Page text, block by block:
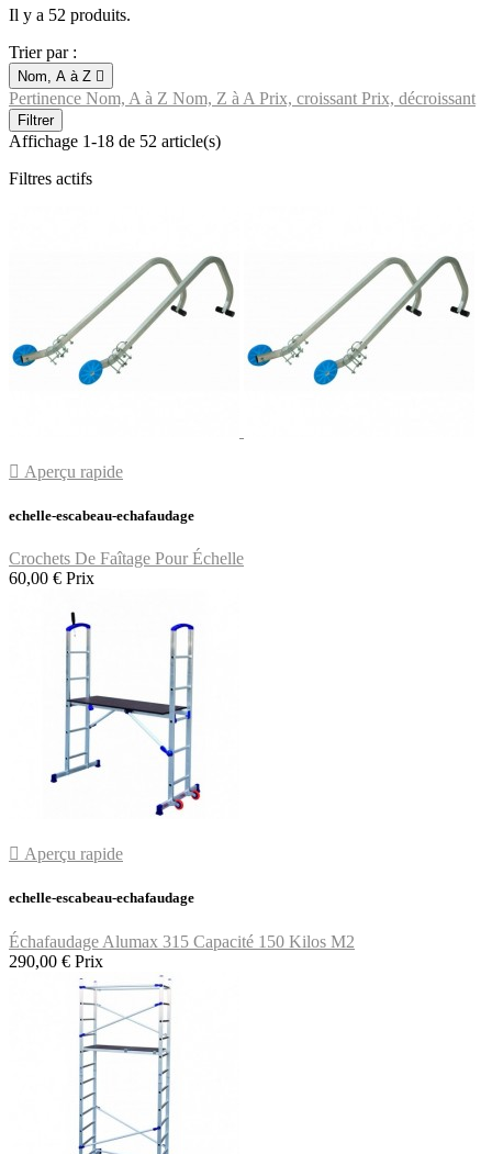
Il y a 52 produits.
Trier par :
Nom, A à Z 
Pertinence Nom, A à Z Nom, Z à A Prix, croissant Prix, décroissant
Filtrer
Affichage 1-18 de 52 article(s)
Filtres actifs
 Aperçu rapide
echelle-escabeau-echafaudage
Crochets De Faîtage Pour Échelle
60,00 € Prix
 Aperçu rapide
echelle-escabeau-echafaudage
Échafaudage Alumax 315 Capacité 150 Kilos M2
290,00 € Prix